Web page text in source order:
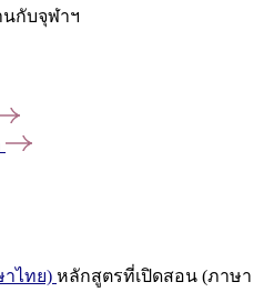
นกับจุฬาฯ
ไทย) หลักสูตรที่เปิดสอน (ภาษา